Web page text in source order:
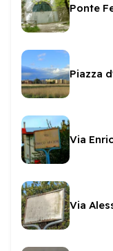
Ponte
Piazza
Via
Via